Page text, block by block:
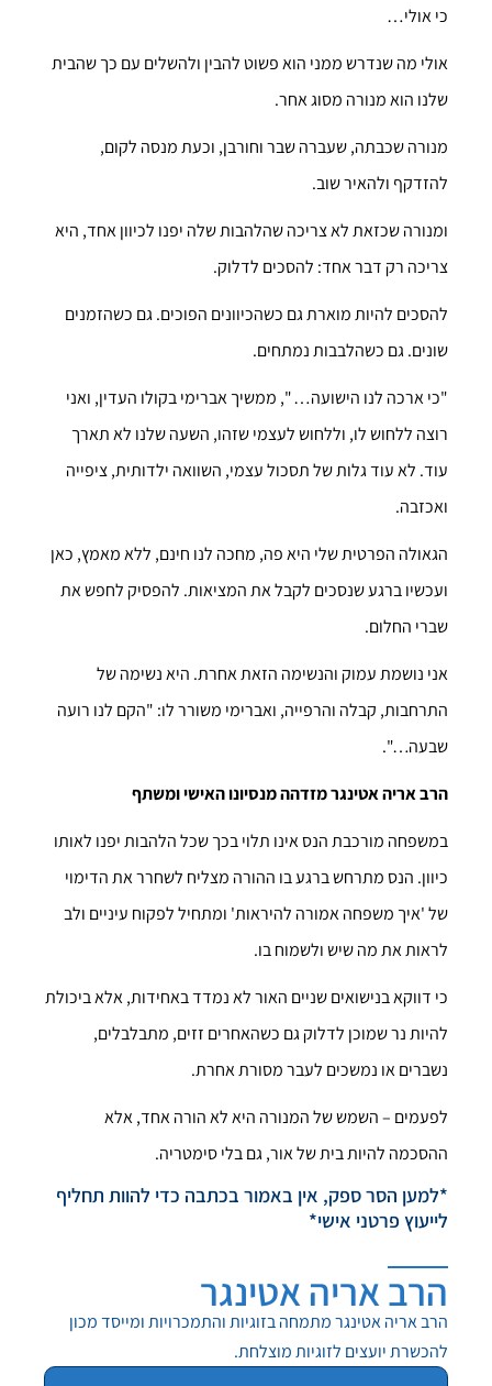
כי אולי…
אולי מה שנדרש ממני הוא פשוט להבין ולהשלים עם כך שהבית
שלנו הוא מנורה מסוג אחר.
מנורה שכבתה, שעברה שבר וחורבן, וכעת מנסה לקום,
להזדקף ולהאיר שוב.
ומנורה שכזאת לא צריכה שהלהבות שלה יפנו לכיוון אחד, היא
צריכה רק דבר אחד: להסכים לדלוק.
להסכים להיות מוארת גם כשהכיוונים הפוכים. גם כשהזמנים
שונים. גם כשהלבבות נמתחים.
"כי ארכה לנו הישועה… ", ממשיך אברימי בקולו העדין, ואני
רוצה ללחוש לו, וללחוש לעצמי שזהו, השעה שלנו לא תארך
עוד. לא עוד גלות של תסכול עצמי, השוואה ילדותית, ציפייה
ואכזבה.
הגאולה הפרטית שלי היא פה, מחכה לנו חינם, ללא מאמץ, כאן
ועכשיו ברגע שנסכים לקבל את המציאות. להפסיק לחפש את
שברי החלום.
אני נושמת עמוק והנשימה הזאת אחרת. היא נשימה של
התרחבות, קבלה והרפייה, ואברימי משורר לו: "הקם לנו רועה
שבעה…".
הרב אריה אטינגרמזדהה מנסיונו האישי ומשתף
במשפחה מורכבת הנס אינו תלוי בכך שכל הלהבות יפנו לאותו
כיוון. הנס מתרחש ברגע בו ההורה מצליח לשחרר את הדימוי
של 'איך משפחה אמורה להיראות' ומתחיל לפקוח עיניים ולב
לראות את מה שיש ולשמוח בו.
כי דווקא בנישואים שניים האור לא נמדד באחידות, אלא ביכולת
להיות נר שמוכן לדלוק גם כשהאחרים זזים, מתבלבלים,
נשברים או נמשכים לעבר מסורת אחרת.
לפעמים – השמש של המנורה היא לא הורה אחד, אלא
ההסכמה להיות בית של אור, גם בלי סימטריה.
*למען הסר ספק, אין באמור בכתבה כדי להוות תחליף
לייעוץ פרטני אישי*
הרב אריה אטינגר
הרב אריה אטינגר מתמחה בזוגיות והתמכרויות ומייסד מכון
להכשרת יועצים לזוגיות מוצלחת.